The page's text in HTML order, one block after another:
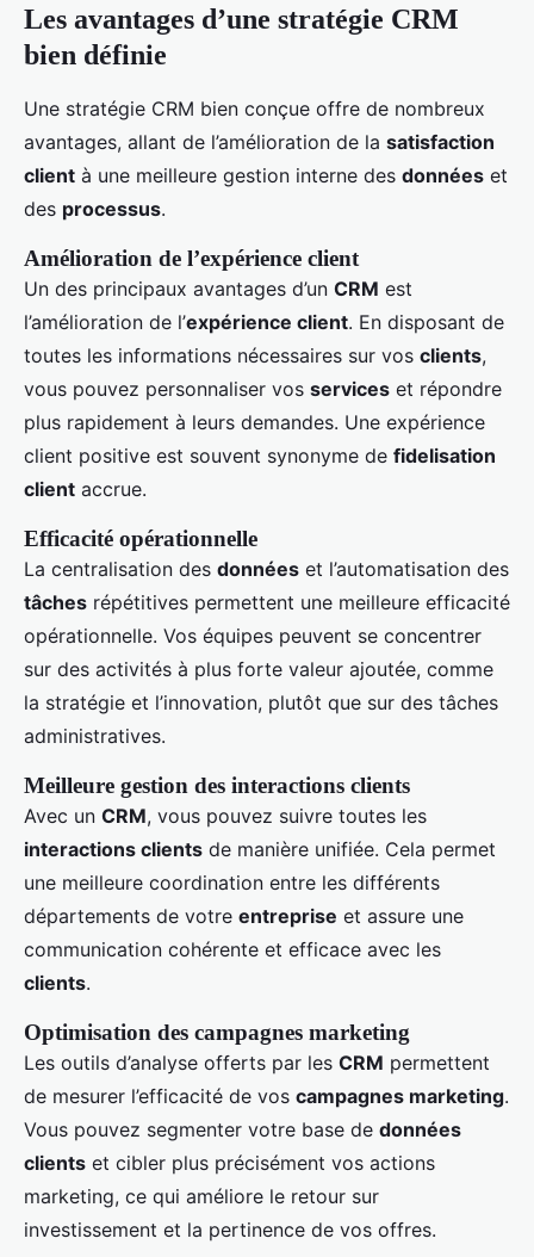
Les avantages d’une stratégie CRM
bien définie
Une stratégie CRM bien conçue offre de nombreux
avantages, allant de l’amélioration de la satisfaction
client à une meilleure gestion interne des données et
des processus.
Amélioration de l’expérience client
Un des principaux avantages d’un CRM est
l’amélioration de l’expérience client. En disposant de
toutes les informations nécessaires sur vos clients,
vous pouvez personnaliser vos services et répondre
plus rapidement à leurs demandes. Une expérience
client positive est souvent synonyme de fidelisation
client accrue.
Efficacité opérationnelle
La centralisation des données et l’automatisation des
tâches répétitives permettent une meilleure efficacité
opérationnelle. Vos équipes peuvent se concentrer
sur des activités à plus forte valeur ajoutée, comme
la stratégie et l’innovation, plutôt que sur des tâches
administratives.
Meilleure gestion des interactions clients
Avec un CRM, vous pouvez suivre toutes les
interactions clients de manière unifiée. Cela permet
une meilleure coordination entre les différents
départements de votre entreprise et assure une
communication cohérente et efficace avec les
clients.
Optimisation des campagnes marketing
Les outils d’analyse offerts par les CRM permettent
de mesurer l’efficacité de vos campagnes marketing.
Vous pouvez segmenter votre base de données
clients et cibler plus précisément vos actions
marketing, ce qui améliore le retour sur
investissement et la pertinence de vos offres.